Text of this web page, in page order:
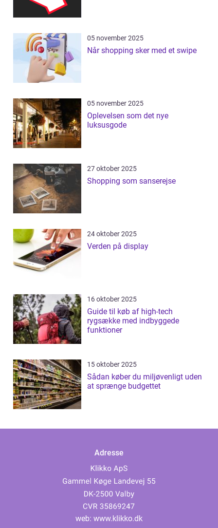
05 november 2025
Når shopping sker med et swipe
05 november 2025
Oplevelsen som det nye
luksusgode
27 oktober 2025
Shopping som sanserejse
24 oktober 2025
Verden på display
16 oktober 2025
Guide til køb af high-tech
rygsække med indbyggede
funktioner
15 oktober 2025
Sådan køber du miljøvenligt uden
at sprænge budgettet
Adresse
web: www.klikko.dk